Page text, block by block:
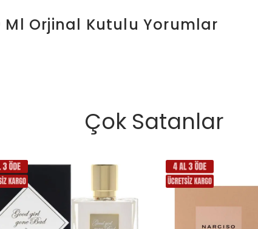
Ml Orjinal Kutulu Yorumlar
Çok Satanlar